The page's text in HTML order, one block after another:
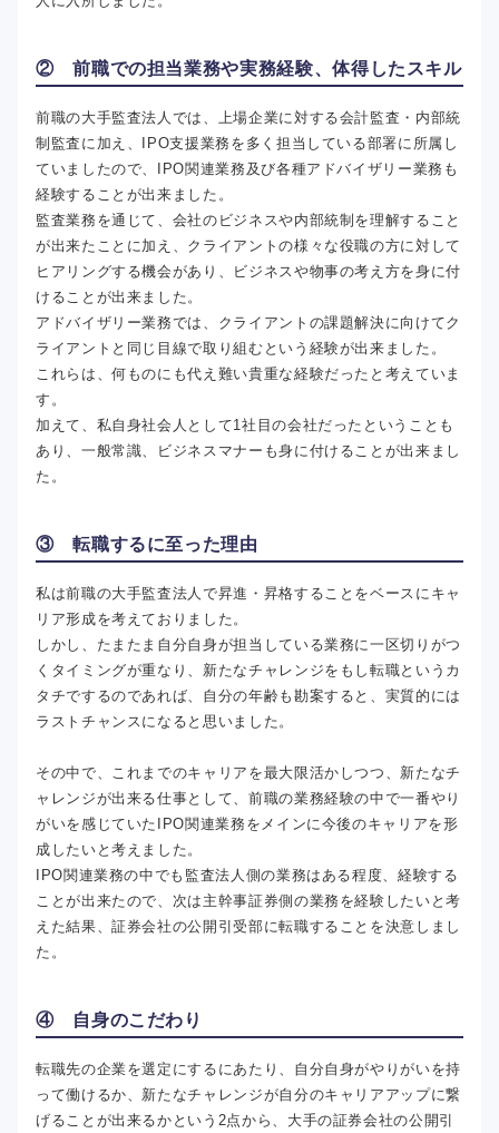
② 前職での担当業務や実務経験、体得したスキル
前職の大手監査法人では、上場企業に対する会計監査・内部統
制監査に加え、IPO支援業務を多く担当している部署に所属し
ていましたので、IPO関連業務及び各種アドバイザリー業務も
経験することが出来ました。
監査業務を通じて、会社のビジネスや内部統制を理解すること
が出来たことに加え、クライアントの様々な役職の方に対して
ヒアリングする機会があり、ビジネスや物事の考え方を身に付
けることが出来ました。
アドバイザリー業務では、クライアントの課題解決に向けてク
ライアントと同じ目線で取り組むという経験が出来ました。
これらは、何ものにも代え難い貴重な経験だったと考えていま
す。
加えて、私自身社会人として1社目の会社だったということも
あり、一般常識、ビジネスマナーも身に付けることが出来まし
た。
③ 転職するに至った理由
私は前職の大手監査法人で昇進・昇格することをベースにキャ
リア形成を考えておりました。
しかし、たまたま自分自身が担当している業務に一区切りがつ
くタイミングが重なり、新たなチャレンジをもし転職というカ
タチでするのであれば、自分の年齢も勘案すると、実質的には
ラストチャンスになると思いました。
その中で、これまでのキャリアを最大限活かしつつ、新たなチ
ャレンジが出来る仕事として、前職の業務経験の中で一番やり
がいを感じていたIPO関連業務をメインに今後のキャリアを形
成したいと考えました。
IPO関連業務の中でも監査法人側の業務はある程度、経験する
ことが出来たので、次は主幹事証券側の業務を経験したいと考
えた結果、証券会社の公開引受部に転職することを決意しまし
た。
④ 自身のこだわり
転職先の企業を選定にするにあたり、自分自身がやりがいを持
って働けるか、新たなチャレンジが自分のキャリアアップに繋
げることが出来るかという2点から、大手の証券会社の公開引